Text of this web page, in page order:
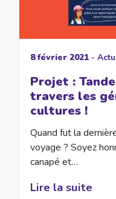
8 février 2021-
Projet :
travers les
cultures !
Quand fut la
voyage ? Soyez
canapé et…
Lire la suite